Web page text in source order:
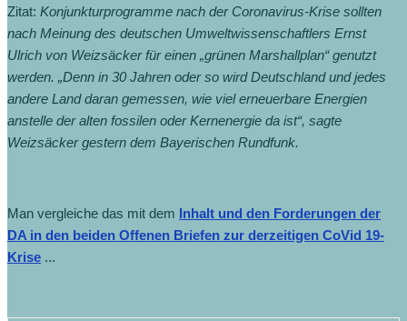
Zitat: Konjunkturprogramme nach der Coronavirus-Krise sollten
nach Meinung des deutschen Umweltwissenschaftlers Ernst
Ulrich von Weizsäcker für einen „grünen Marshallplan“ genutzt
werden. „Denn in 30 Jahren oder so wird Deutschland und jedes
andere Land daran gemessen, wie viel erneuerbare Energien
anstelle der alten fossilen oder Kernenergie da ist“, sagte
Weizsäcker gestern dem Bayerischen Rundfunk.
Man vergleiche das mit dem Inhalt und den Forderungen der
DA in den beiden Offenen Briefen zur derzeitigen CoVid 19-
Krise ...